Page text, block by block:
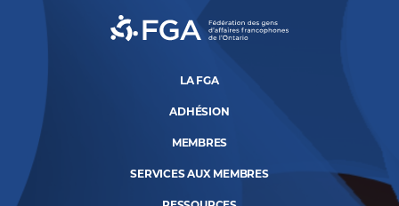
LA FGA
ADHÉSION
MEMBRES
SERVICES AUX MEMBRES